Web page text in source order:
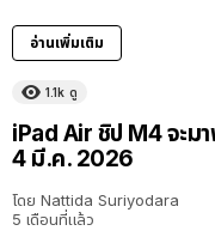
อ่านเพิ่มเติม
1.1k ดู
iPad Air ชิป M4 จะม
4 มี.ค. 2026
โดย Nattida Suriyodara
5 เดือนที่แล้ว